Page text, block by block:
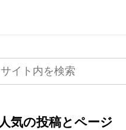
人気の投稿とページ